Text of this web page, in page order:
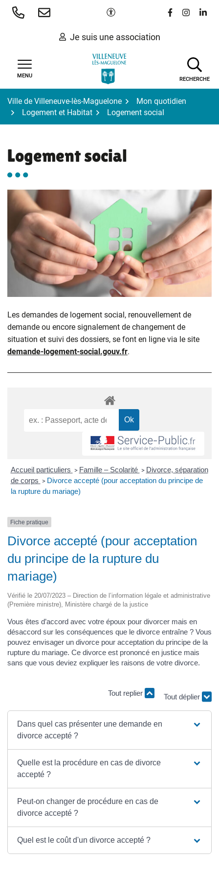
Aller
Paramètres d'accessibilité
Lien vers le
Lien vers
Lien
Je suis une association
MENU
RECHERCHE
Ville de Villeneuve-lès-Maguelone
Mon quotidien
Logement et Habitat
Logement social
Logement social
Les demandes de logement social, renouvellement de
demande ou encore signalement de changement de
situation et suivi des dossiers, se font en ligne via le site
demande-logement-social.gouv.fr.
Accueil particuliers > Famille – Scolarité > Divorce, séparation
de corps > Divorce accepté (pour acceptation du principe de
la rupture du mariage)
Fiche pratique
Divorce accepté (pour acceptation
du principe de la rupture du
mariage)
Vérifié le 20/07/2023 – Direction de l’information légale et administrative
(Première ministre), Ministère chargé de la justice
Vous êtes d’accord avec votre époux pour divorcer mais en
désaccord sur les conséquences que le divorce entraîne ? Vous
pouvez envisager un divorce pour acceptation du principe de la
rupture du mariage. Ce divorce est prononcé en justice mais
sans que vous deviez expliquer les raisons de votre divorce.
Tout replier
Tout déplier
Dans quel cas présenter une demande en
divorce accepté ?
Quelle est la procédure en cas de divorce
accepté ?
Peut-on changer de procédure en cas de
divorce accepté ?
Quel est le coût d'un divorce accepté ?